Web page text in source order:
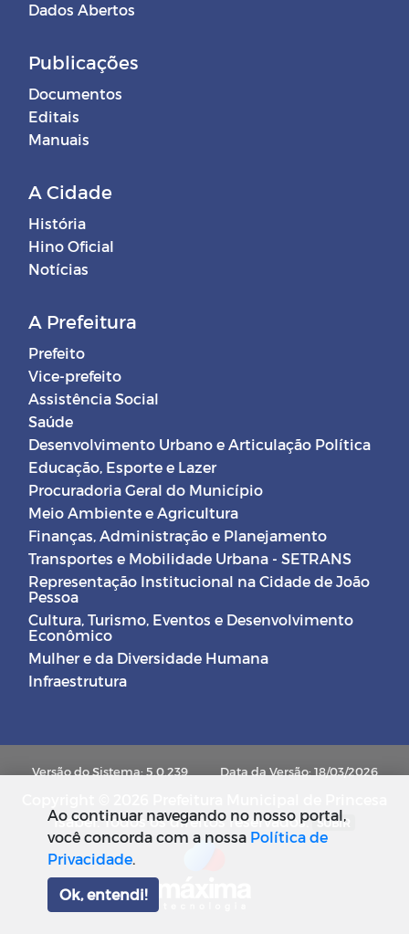
Dados Abertos
Publicações
Documentos
Editais
Manuais
A Cidade
História
Hino Oficial
Notícias
A Prefeitura
Prefeito
Vice-prefeito
Assistência Social
Saúde
Desenvolvimento Urbano e Articulação Política
Educação, Esporte e Lazer
Procuradoria Geral do Município
Meio Ambiente e Agricultura
Finanças, Administração e Planejamento
Transportes e Mobilidade Urbana - SETRANS
Representação Institucional na Cidade de João
Pessoa
Cultura, Turismo, Eventos e Desenvolvimento
Econômico
Mulher e da Diversidade Humana
Infraestrutura
Versão do Sistema: 5.0.239 Data da Versão: 18/03/2026
Isabel. Todos os direitos reservados. SUBIR
Ao continuar navegando no nosso portal,
você concorda com a nossa Política de
Privacidade.
Ok, entendi!